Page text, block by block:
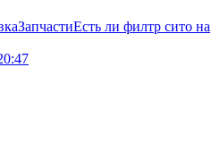
ЗапчастиЕсть ли филтр сито на